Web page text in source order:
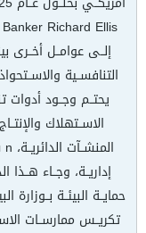
إلــى عوامــل أخــرى
التنافســية
الاســتهلاك
إداريــة، وجــاء
حمايــة البيئــة بــوزارة
تكريــس ممارســات